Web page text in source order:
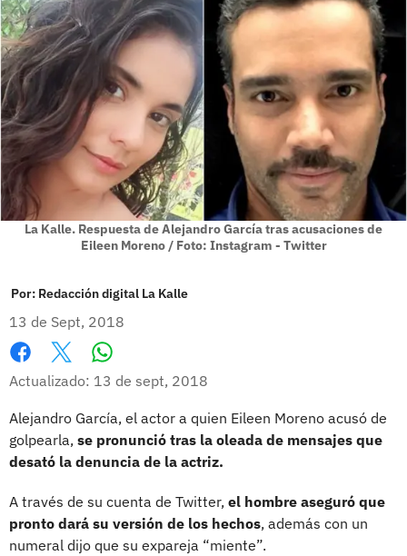
La Kalle. Respuesta de Alejandro García tras acusaciones de
Eileen Moreno / Foto: Instagram - Twitter
Por: Redacción digital La Kalle
13 de Sept, 2018
Facebook
X
Actualizado: 13 de sept, 2018
Alejandro García, el actor a quien Eileen Moreno acusó de
golpearla, se pronunció tras la oleada de mensajes que
desató la denuncia de la actriz.
A través de su cuenta de Twitter, el hombre aseguró que
pronto dará su versión de los hechos, además con un
numeral dijo que su expareja “miente”.